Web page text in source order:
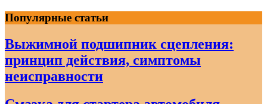
Skip
to
content
Популярные статьи
Выжимной подшипник сцепления:
принцип действия, симптомы
неисправности